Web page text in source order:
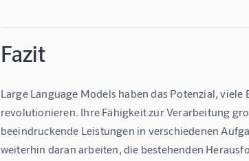
Fazit
Large Language Models haben das Potenzial,
revolutionieren. Ihre Fähigkeit zur Verarbeitung
beeindruckende Leistungen in verschiedenen
weiterhin daran arbeiten, die bestehenden